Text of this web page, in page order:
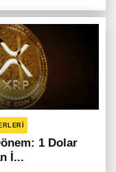
1 Dolar
İ...